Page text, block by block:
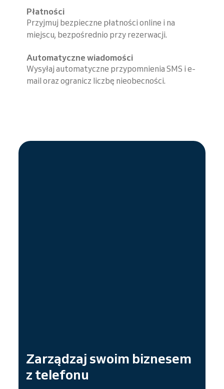
Płatności
Przyjmuj bezpieczne płatności online i na
miejscu, bezpośrednio przy rezerwacji.
Automatyczne wiadomości
Wysyłaj automatyczne przypomnienia SMS i e-
mail oraz ogranicz liczbę nieobecności.
Zarządzaj swoim biznesem
z telefonu